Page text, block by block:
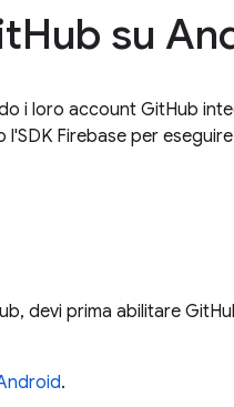
Hub su
i loro account GitHub
Firebase per
devi prima abilitare
.